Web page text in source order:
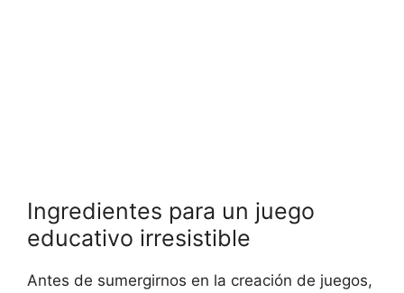
Ingredientes⁤ para un juego
educativo irresistible
Antes ⁣de sumergirnos en ‍la creación de juegos,